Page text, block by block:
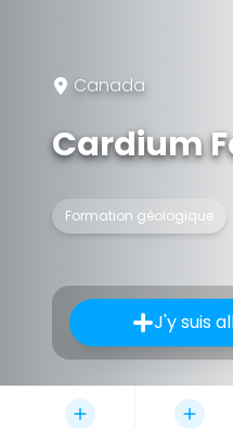
Canada
Cardium
Formation géologique
J'y suis